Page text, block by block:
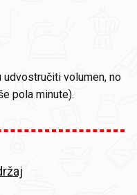
udvostručiti volumen, no
pola minute).